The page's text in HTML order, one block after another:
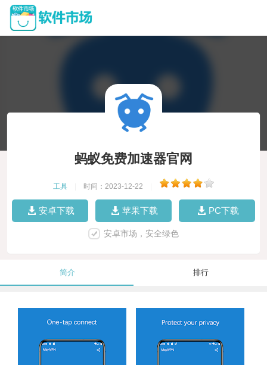
蚂蚁免费加速器官网
工具 时间：2023-12-22
安卓下载 苹果下载 PC下载
安卓市场，安全绿色
简介 排行